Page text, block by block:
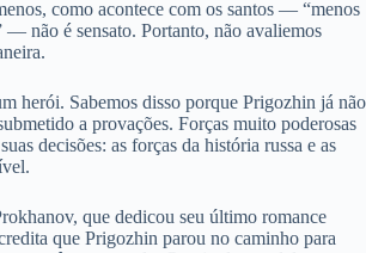
como acontece com os santos — “menos
— não é sensato. Portanto, não avaliemos
herói. Sabemos disso porque Prigozhin já não
a provações. Forças muito poderosas
decisões: as forças da história russa e as
que dedicou seu último romance
que Prigozhin parou no caminho para